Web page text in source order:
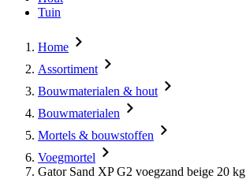
Tuin
Home
Assortiment
Bouwmaterialen & hout
Bouwmaterialen
Mortels & bouwstoffen
Voegmortel
Gator Sand XP G2 voegzand beige 20 kg